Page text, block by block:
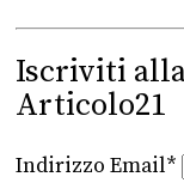
Iscriviti
Articolo21
Indirizzo Email*